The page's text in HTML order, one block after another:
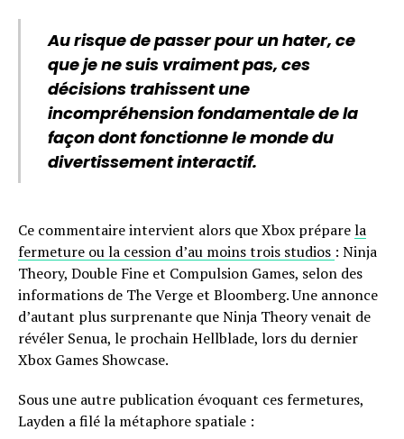
Au risque de passer pour un hater, ce
que je ne suis vraiment pas, ces
décisions trahissent une
incompréhension fondamentale de la
façon dont fonctionne le monde du
divertissement interactif.
Ce commentaire intervient alors que Xbox préparela
fermeture ou la cession d’au moins trois studios : Ninja
Theory, Double Fine et Compulsion Games, selon des
informations de The Verge et Bloomberg. Une annonce
d’autant plus surprenante que Ninja Theory venait de
révéler Senua, le prochain Hellblade, lors du dernier
Xbox Games Showcase.
Sous une autre publication évoquant ces fermetures,
Layden a filé la métaphore spatiale :